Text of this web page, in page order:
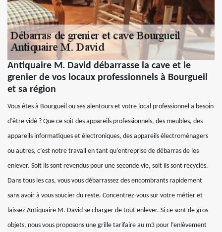
Antiquaire M. David débarrasse la cave et le
grenier de vos locaux professionnels à Bourgueil
et sa région
Vous êtes à Bourgueil ou ses alentours et votre local professionnel a besoin
d’être vidé ? Que ce soit des appareils professionnels, des meubles, des
appareils informatiques et électroniques, des appareils électroménagers
ou autres, c’est notre travail en tant qu’entreprise de débarras de les
enlever. Soit ils sont revendus pour une seconde vie, soit ils sont recyclés.
Dans tous les cas, vous vous débarrassez des encombrants rapidement
sans avoir à vous soucier du reste. Concentrez-vous sur votre métier et
laissez Antiquaire M. David se charger de tout enlever. Si ce sont de gros
objets, nous vous proposons une grille tarifaire au m3 pour l’enlèvement